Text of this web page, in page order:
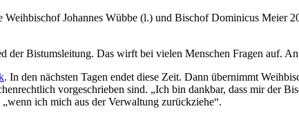
Johannes Wübbe (l.) und Bischof Dominicus Meier
Bistumsleitung. Das wirft bei vielen Menschen Fragen auf.
. In den nächsten Tagen endet diese Zeit. Dann übernimmt
vorgeschrieben sind. „Ich bin dankbar, dass mir der
ich mich aus der Verwaltung zurückziehe“.